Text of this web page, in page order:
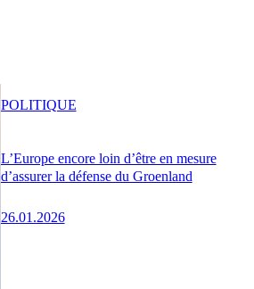
L’Europe encore loin d’être en mesure
d’assurer la défense du Groenland
26.01.2026
POLITIQUE